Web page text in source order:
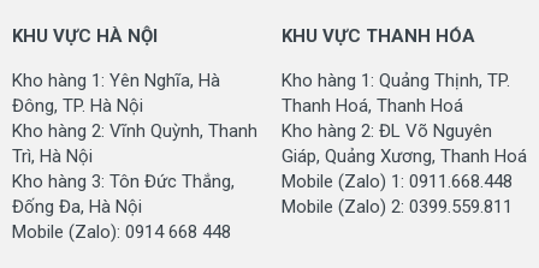
Độ dày (Total Height):
10 mm (+/-5%)
Trọng lượng sợi (Pile
Weight):
700
grms./sqm (+/-5%)
Tổng trọng lượng (Total
Weight):
1.500
KHU VỰC HÀ NỘI
Kho hàng 1: Yên Nghĩa, Hà
Đông, TP. Hà Nội
Kho hàng 2: Vĩnh Quỳnh, Thanh
Trì, Hà Nội
Kho hàng 3: Tôn Đức Thắng,
Đống Đa, Hà Nội
Mobile (Zalo): 0914 668 448
KHU VỰC THANH HÓA
Kho hàng 1: Quảng Thịnh, TP.
Thanh Hoá, Thanh Hoá
Kho hàng 2: ĐL Võ Nguyên
Giáp, Quảng Xương, Thanh Hoá
Mobile (Zalo) 1: 0911.668.448
Mobile (Zalo) 2: 0399.559.811